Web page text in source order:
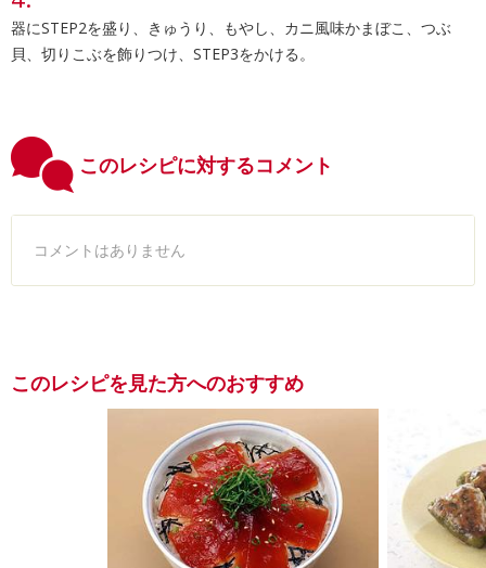
器にSTEP2を盛り、きゅうり、もやし、カニ風味かまぼこ、つぶ
貝、切りこぶを飾りつけ、STEP3をかける。
このレシピに対するコメント
コメントはありません
このレシピを見た方へのおすすめ